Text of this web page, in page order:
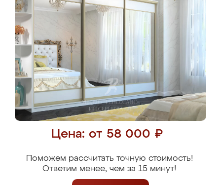
Цена: от 58 000 ₽
Поможем рассчитать точную стоимость!
Ответим менее, чем за 15 минут!